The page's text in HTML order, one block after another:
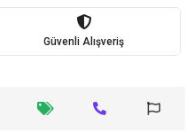
Güvenli Alışveriş